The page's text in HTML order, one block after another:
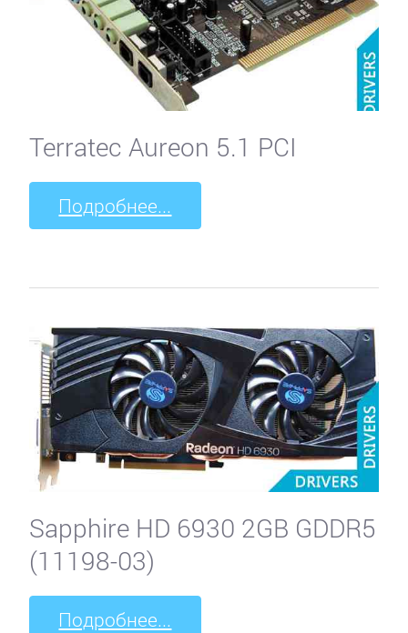
Terratec Aureon 5.1 PCI
Подробнее...
Sapphire HD 6930 2GB GDDR5
(11198-03)
Подробнее...